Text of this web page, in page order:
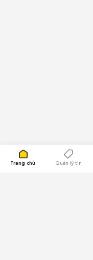
Trang chủ Quản lý tin